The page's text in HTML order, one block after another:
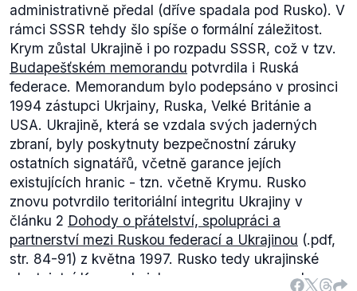
administrativně předal (dříve spadala pod Rusko). V
rámci SSSR tehdy šlo spíše o formální záležitost.
Krym zůstal Ukrajině i po rozpadu SSSR, což v tzv.
Budapešťském memorandu potvrdila i Ruská
federace. Memorandum bylo podepsáno v prosinci
1994 zástupci Ukrjainy, Ruska, Velké Británie a
USA. Ukrajině, která se vzdala svých jaderných
zbraní, byly poskytnuty bezpečnostní záruky
ostatních signatářů, včetně garance jejích
existujících hranic - tzn. včetně Krymu. Rusko
znovu potvrdilo teritoriální integritu Ukrajiny v
článku 2 Dohody o přátelství, spolupráci a
partnerství mezi Ruskou federací a Ukrajinou (.pdf,
str. 84-91) z května 1997. Rusko tedy ukrajinské
vlastnictví Krymu do jeho anexe nerozporovalo.